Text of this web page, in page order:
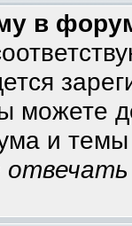
в
можете
и